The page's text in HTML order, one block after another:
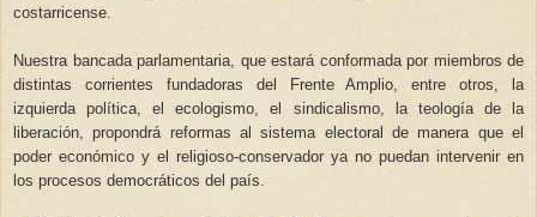
costarricense.
Nuestra bancada parlamentaria, que estará conformada por miembros de
distintas corrientes fundadoras del Frente Amplio, entre otros, la
izquierda política, el ecologismo, el sindicalismo, la teología de la
liberación, propondrá reformas al sistema electoral de manera que el
poder económico y el religioso-conservador ya no puedan intervenir en
los procesos democráticos del país.